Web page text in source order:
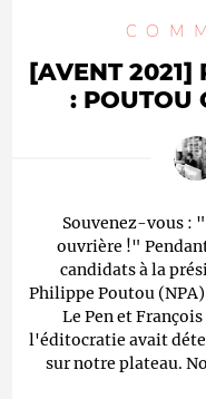
[AVENT 2021]
: POUTOU
Souvenez-vous :
ouvrière !"
candidats à la
Philippe Poutou
Le Pen et
l'éditocratie avait
sur notre plateau.